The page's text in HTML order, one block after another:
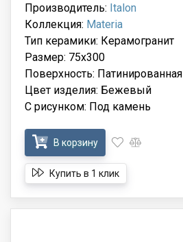
Производитель: Italon
Коллекция: Materia
Тип керамики: Керамогранит
Размер: 75x300
Поверхность: Патинированная
Цвет изделия: Бежевый
С рисунком: Под камень
В корзину
Купить в 1 клик